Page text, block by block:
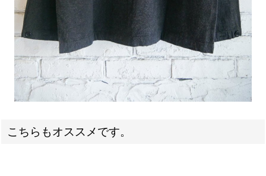
こちらもオススメです。